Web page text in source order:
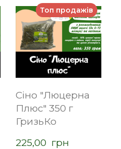
Топ продажів
Сіно "Люцерна
Плюс" 350 г
ГризьКо
225,00  грн